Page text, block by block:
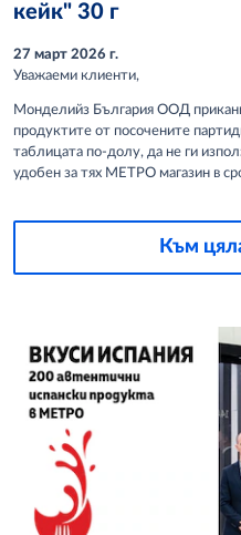
кейк" 30 г
27 март 2026 г.
Уважаеми клиенти,
Монделийз България ООД
продуктите от посочените
таблицата по-долу, да не ги
удобен за тях МЕТРО магазин в
Към